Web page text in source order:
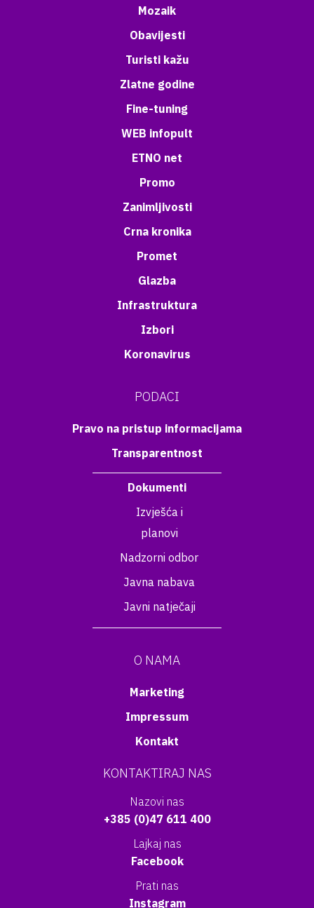
Mozaik
Obavijesti
Turisti kažu
Zlatne godine
Fine-tuning
WEB infopult
ETNO net
Promo
Zanimljivosti
Crna kronika
Promet
Glazba
Infrastruktura
Izbori
Koronavirus
PODACI
Pravo na pristup informacijama
Transparentnost
Dokumenti
Izvješća i
planovi
Nadzorni odbor
Javna nabava
Javni natječaji
O NAMA
Marketing
Impressum
Kontakt
KONTAKTIRAJ NAS
Nazovi nas
+385 (0)47 611 400
Lajkaj nas
Facebook
Prati nas
Instagram